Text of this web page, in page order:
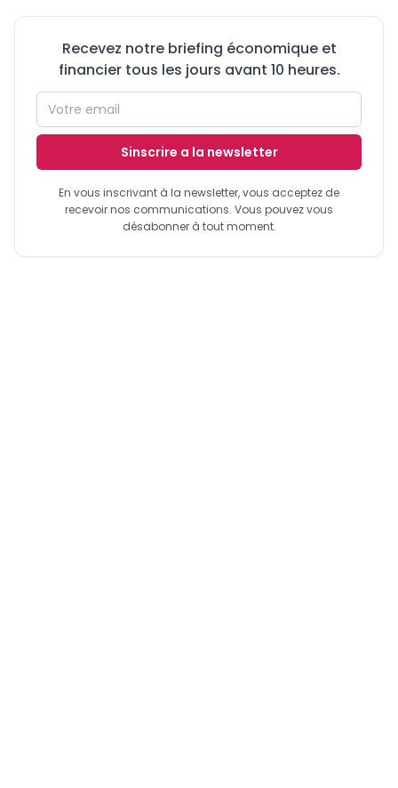
Recevez notre briefing économique et
financier tous les jours avant 10 heures.
Sinscrire a la newsletter
En vous inscrivant à la newsletter, vous acceptez de
recevoir nos communications. Vous pouvez vous
désabonner à tout moment.